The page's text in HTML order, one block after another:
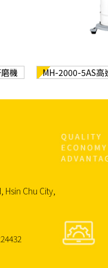
機 MH-2000-5AS高
Hsin Chu City,